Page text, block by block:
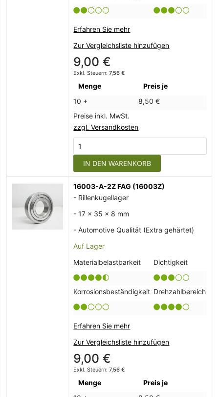
Erfahren Sie mehr
Zur Vergleichsliste hinzufügen
9,00 €
7,56 €
Menge
Preis je
10 +
8,50 €
Preise inkl. MwSt.
zzgl. Versandkosten
IN DEN WARENKORB
16003-A-2Z FAG (16003Z)
- Rillenkugellager
- 17 x 35 x 8 mm
- Automotive Qualität (Extra gehärtet)
Auf Lager
Materialbelastbarkeit
Dichtigkeit
Korrosionsbeständigkeit Drehzahlbereich
Erfahren Sie mehr
Zur Vergleichsliste hinzufügen
9,00 €
7,56 €
Menge
Preis je